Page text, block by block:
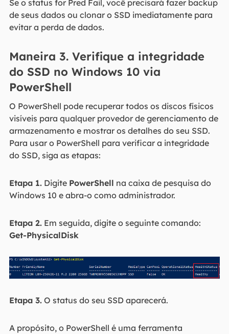
Se o status for Pred Fail, você precisará fazer backup
de seus dados ou clonar o SSD imediatamente para
evitar a perda de dados.
Maneira 3. Verifique a integridade
do SSD no Windows 10 via
PowerShell
O PowerShell pode recuperar todos os discos físicos
visíveis para qualquer provedor de gerenciamento de
armazenamento e mostrar os detalhes do seu SSD.
Para usar o PowerShell para verificar a integridade
do SSD, siga as etapas:
Etapa 1.Digite PowerShell na caixa de pesquisa do
Windows 10 e abra-o como administrador.
Etapa 2.Em seguida, digite o seguinte comando:
Get-PhysicalDisk
Etapa 3.O status do seu SSD aparecerá.
A propósito, o PowerShell é uma ferramenta